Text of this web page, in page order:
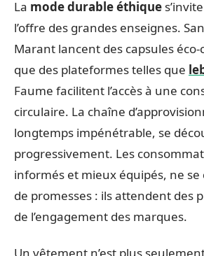
La mode durable éthique
l’offre des grandes enseignes.
Marant lancent des capsules
que des plateformes telles que
Faume facilitent l’accès à une
circulaire. La chaîne
longtemps impénétrable, se
progressivement. Les
informés et mieux équipés, ne
de promesses : ils attendent des
de l’engagement des marques.